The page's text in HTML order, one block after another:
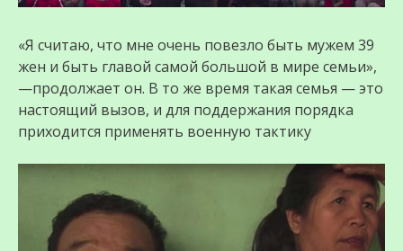
«Я считаю, что мне очень повезло быть мужем 39
жен и быть главой самой большой в мире семьи»,
—продолжает он. В то же время такая семья — это
настоящий вызов, и для поддержания порядка
приходится применять военную тактику